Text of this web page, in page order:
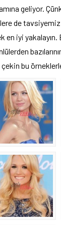
geliyor.
de
en iyi yakalayın.
bu